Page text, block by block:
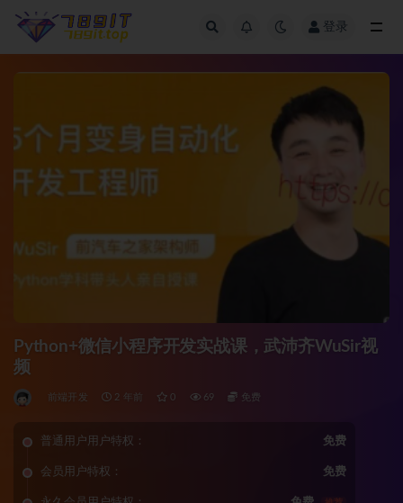
登录
Python+微信小程序开发实战课，武沛齐WuSir视
频
前端开发 2 年前 0 69 免费
普通用户用户特权： 免费
会员用户特权： 免费